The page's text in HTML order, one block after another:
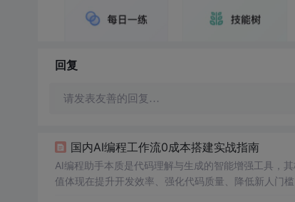
回复
请发表友善的回复…
国内AI编程工作流0成本搭建实战指南
AI编程助手本质是代码理解与生成的智能增强工具，
值体现在提升开发效率、强化代码质量、降低新人门